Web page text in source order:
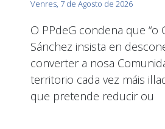
Venres, 7 de Agosto de 2026
O PPdeG condena que “o
Sánchez insista en
converter a nosa
territorio cada vez máis
que pretende reducir ou